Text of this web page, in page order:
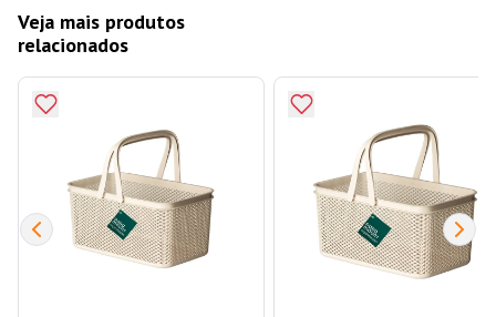
Veja mais produtos
relacionados